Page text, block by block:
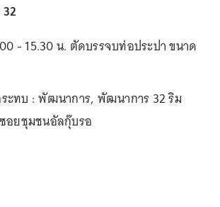
- 15.30 น. ตัดบรรจบท่อประปา ขนาด
ะทบ : พัฒนาการ, พัฒนาการ 32 ริม
อยชุมชนอัลกุ๊บรอ